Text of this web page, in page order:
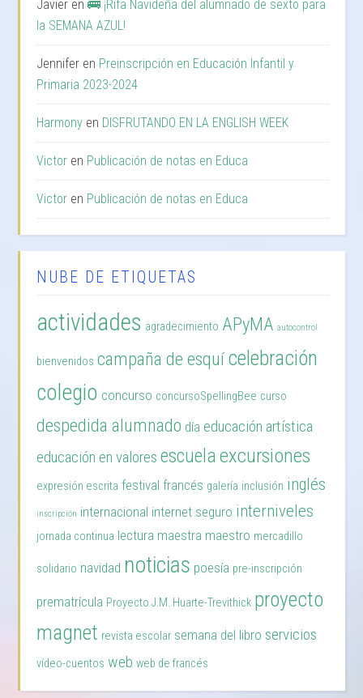
Javier en🚌 ¡Rifa Navideña del alumnado de sexto para
la SEMANA AZUL!
Jennifer en Preinscripción en Educación Infantil y
Primaria 2023-2024
Harmony en DISFRUTANDO EN LA ENGLISH WEEK
Victor en Publicación de notas en Educa
Victor en Publicación de notas en Educa
NUBE DE ETIQUETAS
actividades agradecimiento APyMA autocontrol
bienvenidos campaña de esquícelebración
colegio concurso concursoSpellingBee curso
despedida alumnado día educación artística
educación en valores escuelaexcursiones
expresión escrita festival francés galería inclusión inglés
inscripción internacional internet seguro interniveles
jornada continua lectura maestra maestro mercadillo
solidario navidad noticias poesía pre-inscripción
prematrícula Proyecto J.M. Huarte-Trevithick proyecto
magnet revista escolar semana del libro servicios
vídeo-cuentos web web de francés